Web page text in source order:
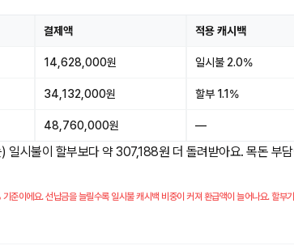
결제액 적용 캐시백
14,628,000원 일시불 2.0%
34,132,000원 할부 1.1%
48,760,000원 —
일시불이 할부보다 약 307,188원 더 돌려받아요. 목돈 부
준이에요. 선납금을 늘릴수록 일시불 캐시백 비중이 커져 환급액이 늘어나요. 할부